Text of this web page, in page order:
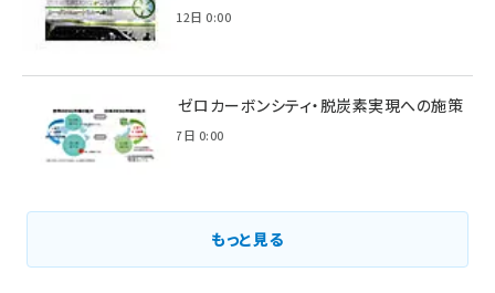
2022年6月12日 0:00
環境省のゼロカーボンシティ・脱炭素実現への施策
2021年3月7日 0:00
もっと見る